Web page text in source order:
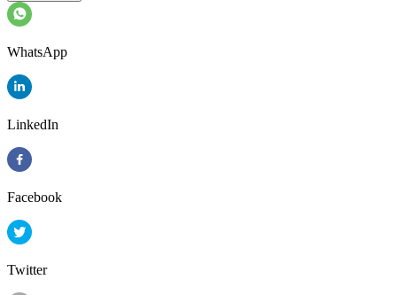
WhatsApp
LinkedIn
Facebook
Twitter